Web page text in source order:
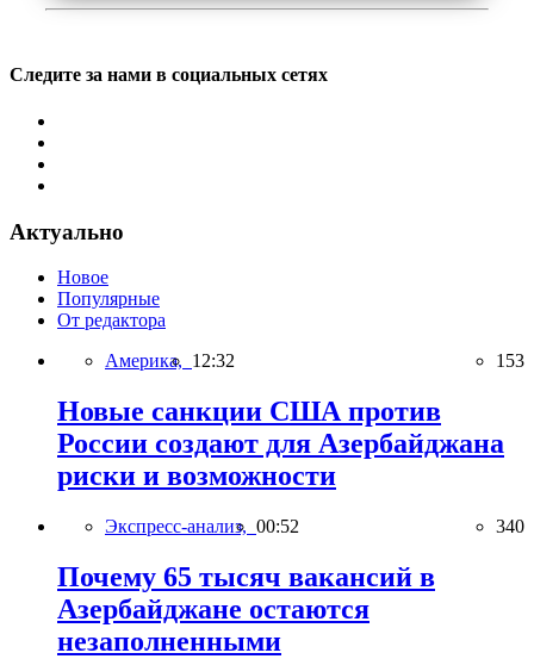
Следите за нами в социальных сетях
Актуально
Новое
Популярные
От редактора
Америка, 12:32 153
Новые санкции США против
России создают для Азербайджана
риски и возможности
Экспресс-анализ, 00:52 340
Почему 65 тысяч вакансий в
Азербайджане остаются
незаполненными